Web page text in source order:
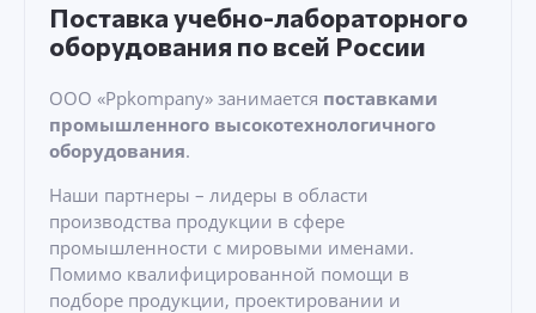
Поставка учебно-лабораторного
оборудования по всей России
ООО «Ppkompany» занимается поставками
промышленного высокотехнологичного
оборудования.
Наши партнеры – лидеры в области
производства продукции в сфере
промышленности с мировыми именами.
Помимо квалифицированной помощи в
подборе продукции, проектировании и